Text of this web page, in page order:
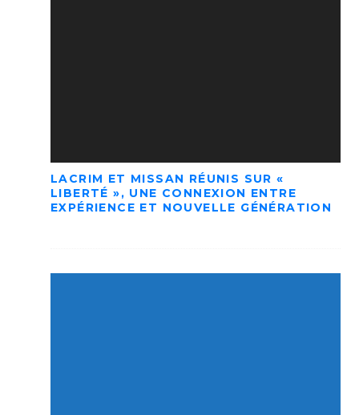
LACRIM ET MISSAN RÉUNIS SUR «
LIBERTÉ », UNE CONNEXION ENTRE
EXPÉRIENCE ET NOUVELLE GÉNÉRATION